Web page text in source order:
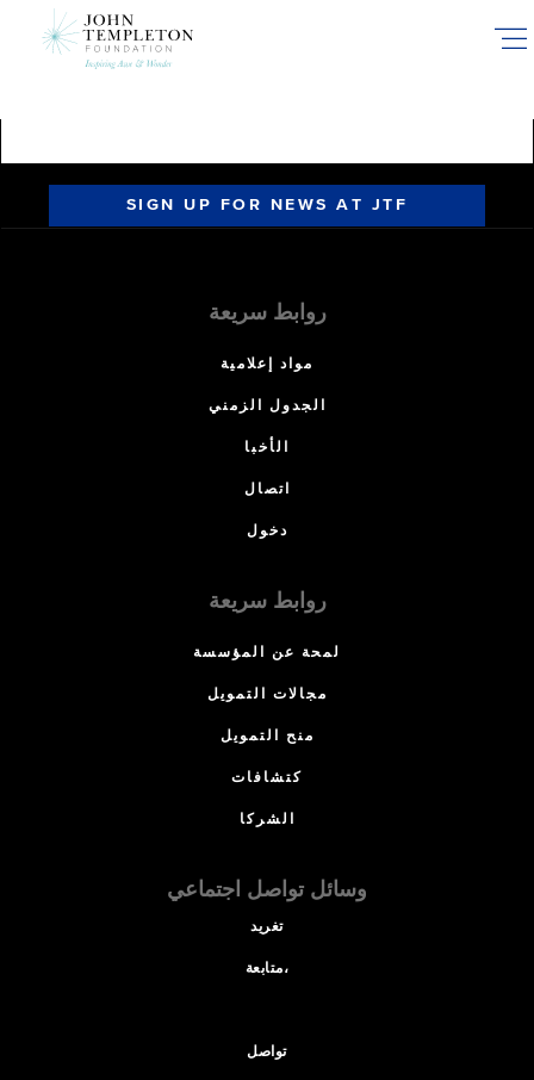
SIGN UP FOR NEWS AT JTF
روابط سريعة
مواد إعلامية
الجدول الزمني
الأخبا
اتصال
دخول
روابط سريعة
لمحة عن المؤسسة
مجالات التمويل
منح التمويل
كتشافات
الشركا
وسائل تواصل اجتماعي
تغريد
متابعة،
تواصل